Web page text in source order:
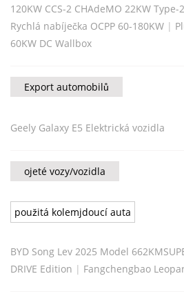
120KW CCS-2 CHAdeMO 22KW Type-
Rychlá nabíječka OCPP 60-180KW |
60KW DC Wallbox
Export automobilů
Geely Galaxy E5 Elektrická vozidla
ojeté vozy/vozidla
použitá kolemjdoucí auta
BYD Song Lev 2025 Model
DRIVE Edition | Fangchengbao